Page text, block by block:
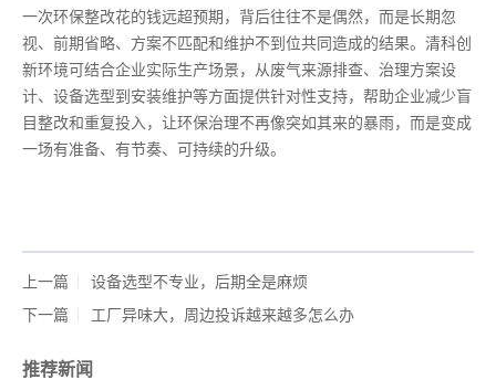
一次环保整改花的钱远超预期，背后往往不是偶然，而是长期忽
视、前期省略、方案不匹配和维护不到位共同造成的结果。清科创
新环境可结合企业实际生产场景，从废气来源排查、治理方案设
计、设备选型到安装维护等方面提供针对性支持，帮助企业减少盲
目整改和重复投入，让环保治理不再像突如其来的暴雨，而是变成
一场有准备、有节奏、可持续的升级。
上一篇
设备选型不专业，后期全是麻烦
下一篇
工厂异味大，周边投诉越来越多怎么办
推荐新闻